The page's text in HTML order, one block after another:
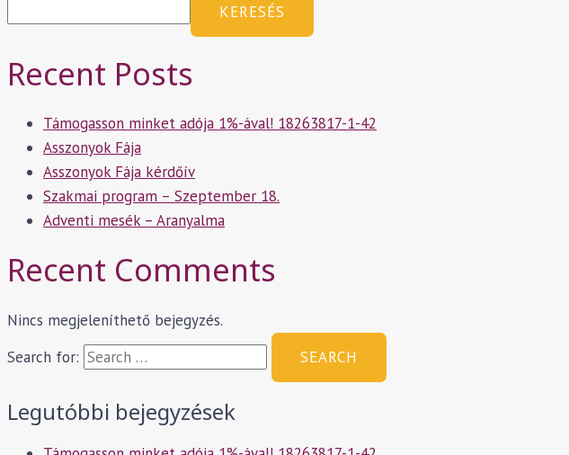
KERESÉS
Recent Posts
Támogasson minket adója 1%-ával! 18263817-1-42
Asszonyok Fája
Asszonyok Fája kérdőív
Szakmai program – Szeptember 18.
Adventi mesék – Aranyalma
Recent Comments
Nincs megjeleníthető bejegyzés.
Search for:
Legutóbbi bejegyzések